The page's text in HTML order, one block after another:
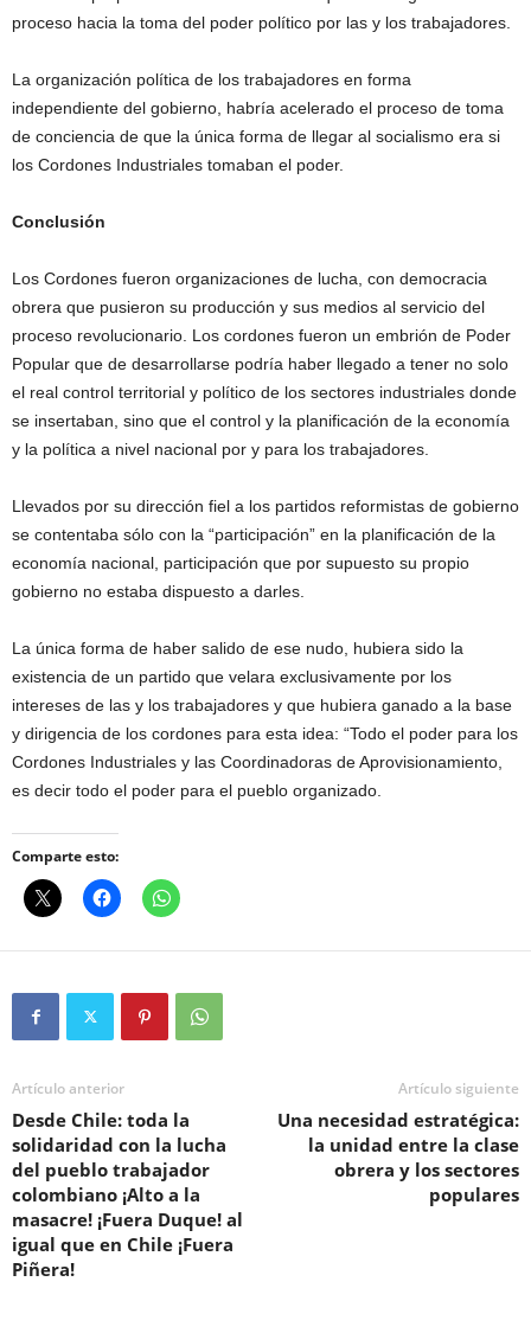
proceso hacia la toma del poder político por las y los trabajadores.
La organización política de los trabajadores en forma
independiente del gobierno, habría acelerado el proceso de toma
de conciencia de que la única forma de llegar al socialismo era si
los Cordones Industriales tomaban el poder.
Conclusión
Los Cordones fueron organizaciones de lucha, con democracia
obrera que pusieron su producción y sus medios al servicio del
proceso revolucionario. Los cordones fueron un embrión de Poder
Popular que de desarrollarse podría haber llegado a tener no solo
el real control territorial y político de los sectores industriales donde
se insertaban, sino que el control y la planificación de la economía
y la política a nivel nacional por y para los trabajadores.
Llevados por su dirección fiel a los partidos reformistas de gobierno
se contentaba sólo con la “participación” en la planificación de la
economía nacional, participación que por supuesto su propio
gobierno no estaba dispuesto a darles.
La única forma de haber salido de ese nudo, hubiera sido la
existencia de un partido que velara exclusivamente por los
intereses de las y los trabajadores y que hubiera ganado a la base
y dirigencia de los cordones para esta idea: “Todo el poder para los
Cordones Industriales y las Coordinadoras de Aprovisionamiento,
es decir todo el poder para el pueblo organizado.
Comparte esto:
Artículo anterior
Desde Chile: toda la
solidaridad con la lucha
del pueblo trabajador
colombiano ¡Alto a la
masacre! ¡Fuera Duque! al
igual que en Chile ¡Fuera
Piñera!
Artículo siguiente
Una necesidad estratégica:
la unidad entre la clase
obrera y los sectores
populares